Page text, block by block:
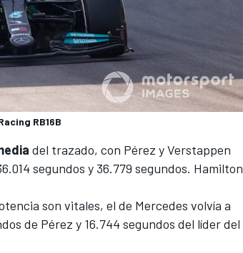
RB16B
del trazado, con Pérez y Verstappen
segundos y 36.779 segundos. Hamilton
son vitales, el de Mercedes volvía a
de Pérez y 16.744 segundos del líder del